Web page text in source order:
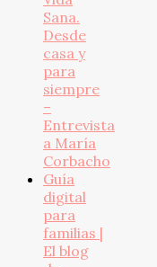
Sana.
Desde
casa y
para
siempre
–
Entrevista
a María
Corbacho
Guía
digital
para
familias |
El blog